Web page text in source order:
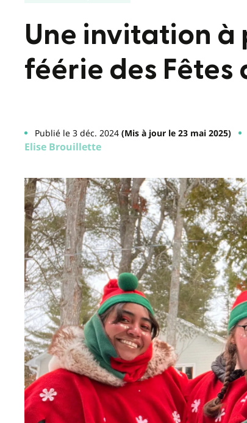
Une invitation à
féérie des Fêtes
Publié le 3 déc. 2024(Mis à jour le 23 mai 2025)
Elise Brouillette